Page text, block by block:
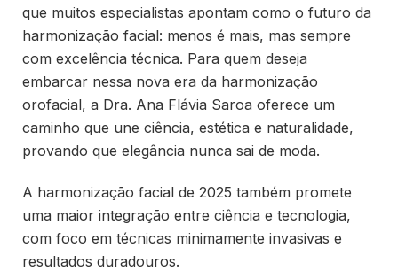
que muitos especialistas apontam como o futuro da
harmonização facial: menos é mais, mas sempre
com excelência técnica. Para quem deseja
embarcar nessa nova era da harmonização
orofacial, a Dra. Ana Flávia Saroa oferece um
caminho que une ciência, estética e naturalidade,
provando que elegância nunca sai de moda.
A harmonização facial de 2025 também promete
uma maior integração entre ciência e tecnologia,
com foco em técnicas minimamente invasivas e
resultados duradouros.